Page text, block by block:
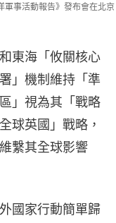
軍事活動報告》發布會在北京
東海「攸關核心
」機制維持「準
」視為其「戰略
球英國」戰略，
繫其全球影響
國家行動簡單歸